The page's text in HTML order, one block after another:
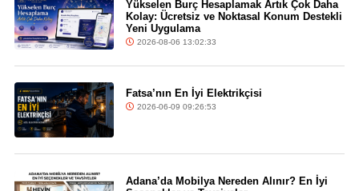
Yükselen Burç Hesaplamak Artık Çok Daha
Kolay: Ücretsiz ve Noktasal Konum Destekli
Yeni Uygulama
2026-08-06 13:02:33
Fatsa’nın En İyi Elektrikçisi
2026-06-09 09:26:53
Adana’da Mobilya Nereden Alınır? En İyi